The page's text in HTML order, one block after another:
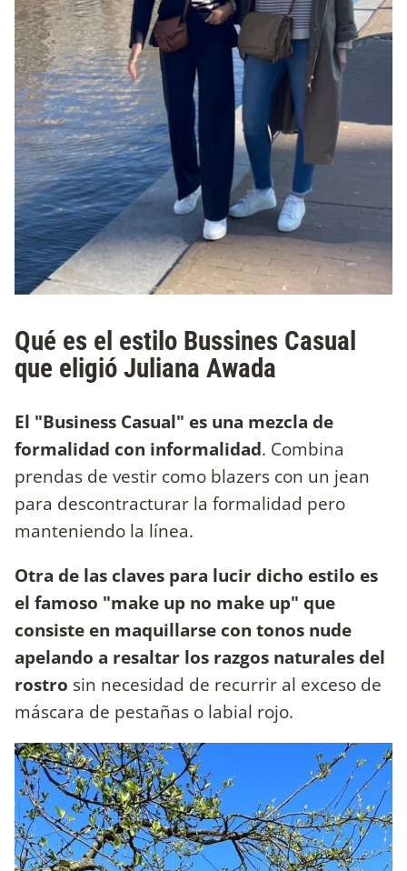
Qué es el estilo Bussines Casual
que eligió Juliana Awada
El "Business Casual" es una mezcla de
formalidad con informalidad. Combina
prendas de vestir como blazers con un jean
para descontracturar la formalidad pero
manteniendo la línea.
Otra de las claves para lucir dicho estilo es
el famoso "make up no make up" que
consiste en maquillarse con tonos nude
apelando a resaltar los razgos naturales del
rostro sin necesidad de recurrir al exceso de
máscara de pestañas o labial rojo.